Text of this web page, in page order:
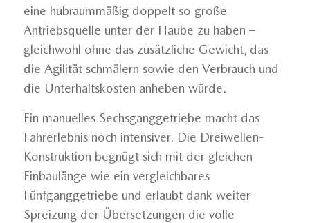
eine hubraummäßig doppelt so große
Antriebsquelle unter der Haube zu haben –
gleichwohl ohne das zusätzliche Gewicht, das
die Agilität schmälern sowie den Verbrauch und
die Unterhaltskosten anheben würde.
Ein manuelles Sechsganggetriebe macht das
Fahrerlebnis noch intensiver. Die Dreiwellen-
Konstruktion begnügt sich mit der gleichen
Einbaulänge wie ein vergleichbares
Fünfganggetriebe und erlaubt dank weiter
Spreizung der Übersetzungen die volle